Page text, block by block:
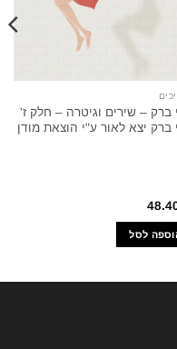
ברק – שירים וגיטרה – חלק ז'
ברק יצא לאור ע"י הוצאת מודן
לסל